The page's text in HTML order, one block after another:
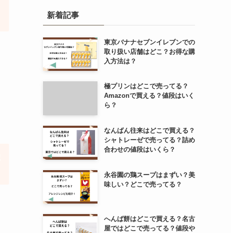
新着記事
東京バナナセブンイレブンでの
取り扱い店舗はどこ？お得な購
入方法は？
極プリンはどこで売ってる？
Amazonで買える？値段はいく
ら？
なんばん往来はどこで買える？
シャトレーゼで売ってる？詰め
合わせの値段はいくら？
永谷園の鶏スープはまずい？美
味しい？どこで売ってる？
へんば餅はどこで買える？名古
屋ではどこで売ってる？値段や